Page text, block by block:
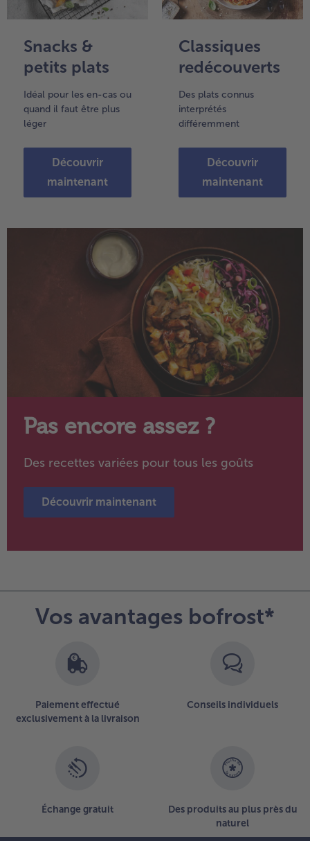
Snacks &
petits plats
Idéal pour les en-cas ou
quand il faut être plus
léger
Découvrir
maintenant
Classiques
redécouverts
Des plats connus
interprétés
différemment
Découvrir
maintenant
Pas encore assez ?
Des recettes variées pour tous les goûts
Découvrir maintenant
Vos avantages bofrost*
Paiement effectué
exclusivement à la livraison
Conseils individuels
Échange gratuit
Des produits au plus près du
naturel